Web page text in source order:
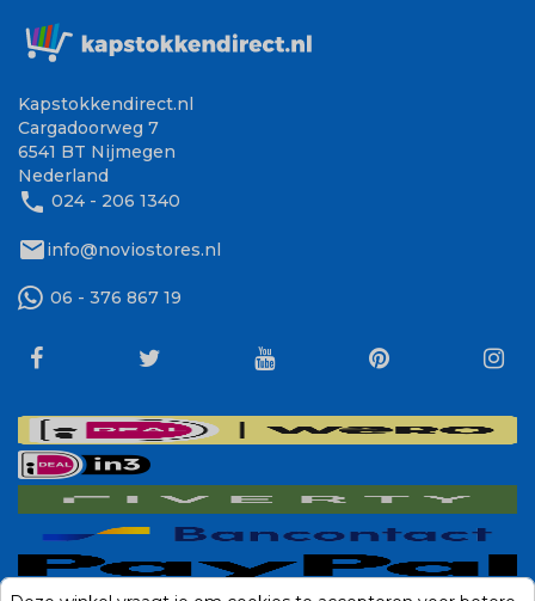
Kapstokkendirect.nl
Cargadoorweg 7
6541 BT Nijmegen
Nederland
phone 024 - 206 1340
mailinfo@noviostores.nl
06 - 376 867 19